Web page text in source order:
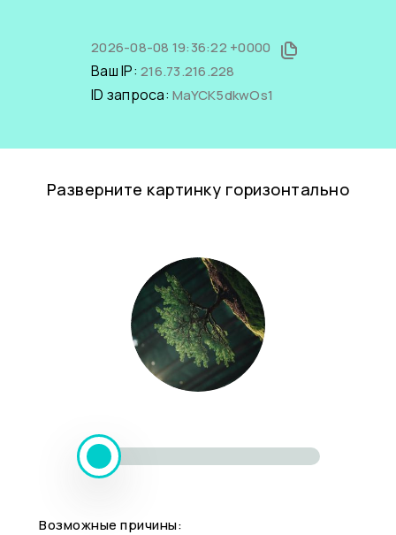
2026-08-08 19:36:22 +0000
Ваш IP: 216.73.216.228
ID запроса: MaYCK5dkwOs1
Разверните картинку горизонтально
Возможные причины: